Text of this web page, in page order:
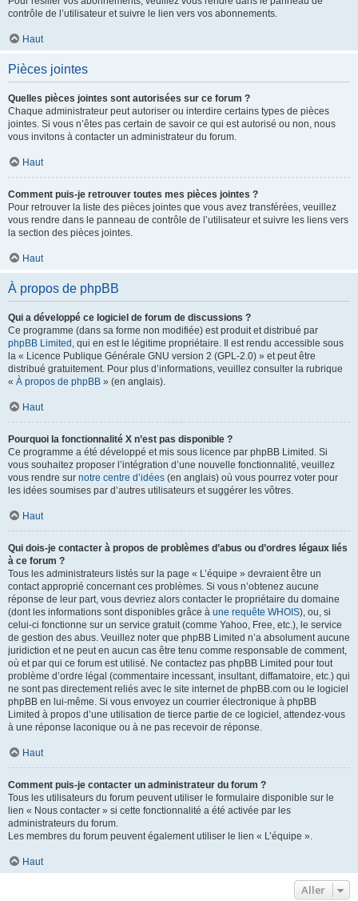
contrôle de l’utilisateur et suivre le lien vers vos abonnements.
Haut
Pièces jointes
Quelles pièces jointes sont autorisées sur ce forum ?
Chaque administrateur peut autoriser ou interdire certains types de pièces
jointes. Si vous n’êtes pas certain de savoir ce qui est autorisé ou non, nous
vous invitons à contacter un administrateur du forum.
Haut
Comment puis-je retrouver toutes mes pièces jointes ?
Pour retrouver la liste des pièces jointes que vous avez transférées, veuillez
vous rendre dans le panneau de contrôle de l’utilisateur et suivre les liens vers
la section des pièces jointes.
Haut
À propos de phpBB
Qui a développé ce logiciel de forum de discussions ?
Ce programme (dans sa forme non modifiée) est produit et distribué par
phpBB Limited , qui en est le légitime propriétaire. Il est rendu accessible sous
la « Licence Publique Générale GNU version 2 (GPL-2.0) » et peut être
distribué gratuitement. Pour plus d’informations, veuillez consulter la rubrique
« À propos de phpBB » (en anglais).
Haut
Pourquoi la fonctionnalité X n’est pas disponible ?
Ce programme a été développé et mis sous licence par phpBB Limited. Si
vous souhaitez proposer l’intégration d’une nouvelle fonctionnalité, veuillez
vous rendre sur notre centre d’idées (en anglais) où vous pourrez voter pour
les idées soumises par d’autres utilisateurs et suggérer les vôtres.
Haut
Qui dois-je contacter à propos de problèmes d’abus ou d’ordres légaux liés
à ce forum ?
Tous les administrateurs listés sur la page « L’équipe » devraient être un
contact approprié concernant ces problèmes. Si vous n’obtenez aucune
réponse de leur part, vous devriez alors contacter le propriétaire du domaine
(dont les informations sont disponibles grâce à une requête WHOIS), ou, si
celui-ci fonctionne sur un service gratuit (comme Yahoo, Free, etc.), le service
de gestion des abus. Veuillez noter que phpBB Limited n’a absolument aucune
juridiction et ne peut en aucun cas être tenu comme responsable de comment,
où et par qui ce forum est utilisé. Ne contactez pas phpBB Limited pour tout
problème d’ordre légal (commentaire incessant, insultant, diffamatoire, etc.) qui
ne sont pas directement reliés avec le site internet de phpBB.com ou le logiciel
phpBB en lui-même. Si vous envoyez un courrier électronique à phpBB
Limited à propos d’une utilisation de tierce partie de ce logiciel, attendez-vous
à une réponse laconique ou à ne pas recevoir de réponse.
Haut
Comment puis-je contacter un administrateur du forum ?
Tous les utilisateurs du forum peuvent utiliser le formulaire disponible sur le
lien « Nous contacter » si cette fonctionnalité a été activée par les
administrateurs du forum.
Les membres du forum peuvent également utiliser le lien « L’équipe ».
Haut
Aller